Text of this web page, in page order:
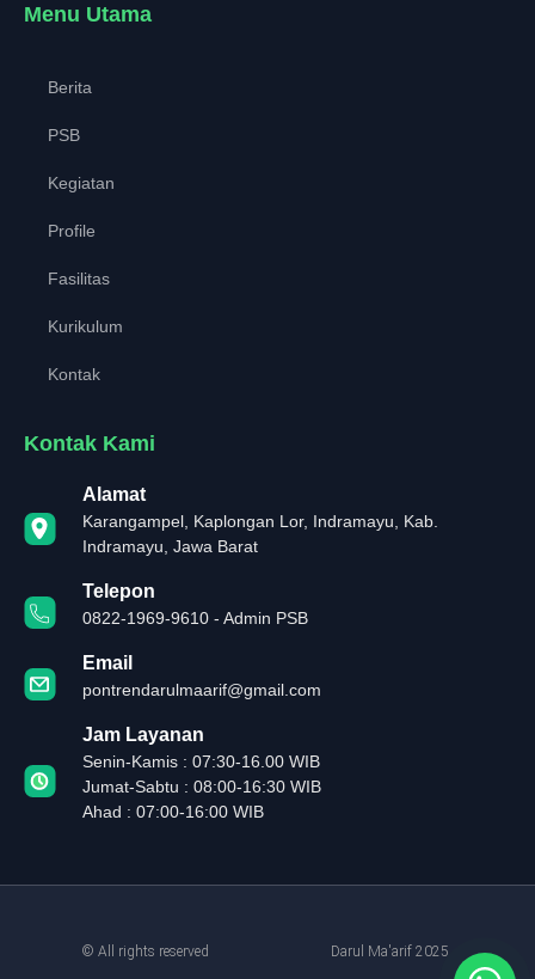
Menu Utama
Berita
PSB
Kegiatan
Profile
Fasilitas
Kurikulum
Kontak
Kontak Kami
Alamat
Karangampel, Kaplongan Lor, Indramayu, Kab.
Indramayu, Jawa Barat
Telepon
0822-1969-9610 - Admin PSB
Email
pontrendarulmaarif@gmail.com
Jam Layanan
Senin-Kamis : 07:30-16.00 WIB
Jumat-Sabtu : 08:00-16:30 WIB
Ahad : 07:00-16:00 WIB
© All rights reserved Darul Ma'arif 2025